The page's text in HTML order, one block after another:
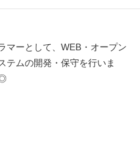
マーとして、WEB・オープン
テムの開発・保守を行いま